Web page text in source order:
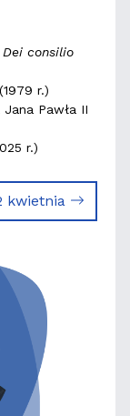
consilio
r.)
Pawła II
r.)
kwietnia